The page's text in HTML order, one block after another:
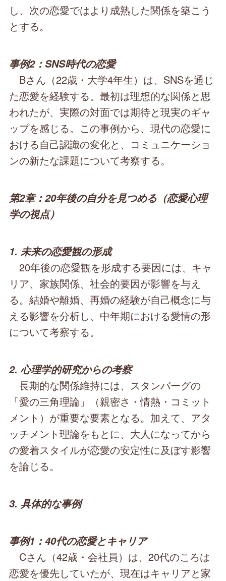
し、次の恋愛ではより成熟した関係を築こう
とする。
事例2：SNS時代の恋愛
Bさん（22歳・大学4年生）は、SNSを通じ
た恋愛を経験する。最初は理想的な関係と思
われたが、実際の対面では期待と現実のギャ
ップを感じる。この事例から、現代の恋愛に
おける自己認識の変化と、コミュニケーショ
ンの新たな課題について考察する。
第2章：20年後の自分を見つめる（恋愛心理
学の視点）
1. 未来の恋愛観の形成
20年後の恋愛観を形成する要因には、キャ
リア、家族関係、社会的要因が影響を与え
る。結婚や離婚、再婚の経験が自己概念に与
える影響を分析し、中年期における愛情の形
について考察する。
2. 心理学的研究からの考察
長期的な関係維持には、スタンバーグの
「愛の三角理論」（親密さ・情熱・コミット
メント）が重要な要素となる。加えて、アタ
ッチメント理論をもとに、大人になってから
の愛着スタイルが恋愛の安定性に及ぼす影響
を論じる。
3. 具体的な事例
事例1：40代の恋愛とキャリア
Cさん（42歳・会社員）は、20代のころは
恋愛を優先していたが、現在はキャリアと家